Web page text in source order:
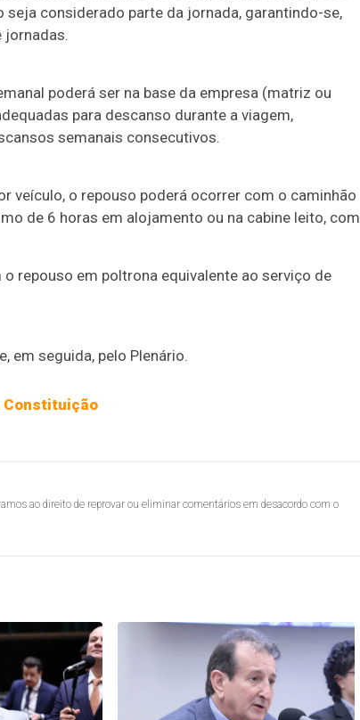
considerado parte da jornada, garantindo-se,
jornadas.
poderá ser na base da empresa (matriz ou
para descanso durante a viagem,
semanais consecutivos.
veículo, o repouso poderá ocorrer com o caminhão
de 6 horas em alojamento ou na cabine leito, com
repouso em poltrona equivalente ao serviço de
e, em seguida, pelo Plenário.
Constituição
ao direito de reprovar ou eliminar comentários em desacordo com o